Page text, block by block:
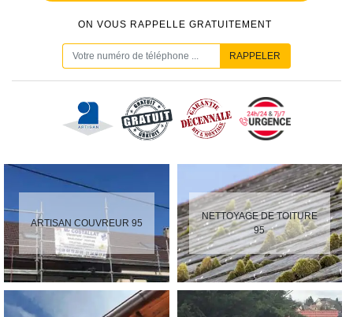
ON VOUS RAPPELLE GRATUITEMENT
ARTISAN COUVREUR 95
NETTOYAGE DE TOITURE
95